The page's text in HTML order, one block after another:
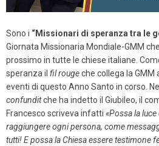
Sono i “Missionari di speranza tra le
Giornata Missionaria Mondiale-GMM
prossimo in tutte le chiese italiane.
speranza il fil rougeche collega la GMM
eventi di questo Anno Santo in corso.
confunditche ha indetto il Giubileo, il
Francesco scriveva infatti «Possa la
raggiungere ogni persona, come
tutti! E possa la Chiesa essere testimone